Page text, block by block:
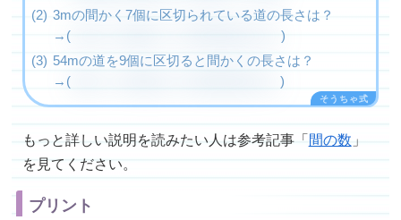
3mの間かく7個に区切られている道の長さは？
→(
)
54mの道を9個に区切ると間かくの長さは？
→(
)
もっと詳しい説明を読みたい人は参考記事「間の数 」
を見てください。
プリント